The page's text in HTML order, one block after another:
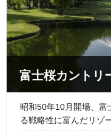
富士桜カントリ
昭和50年10月開場、富
る戦略性に富んだリゾ